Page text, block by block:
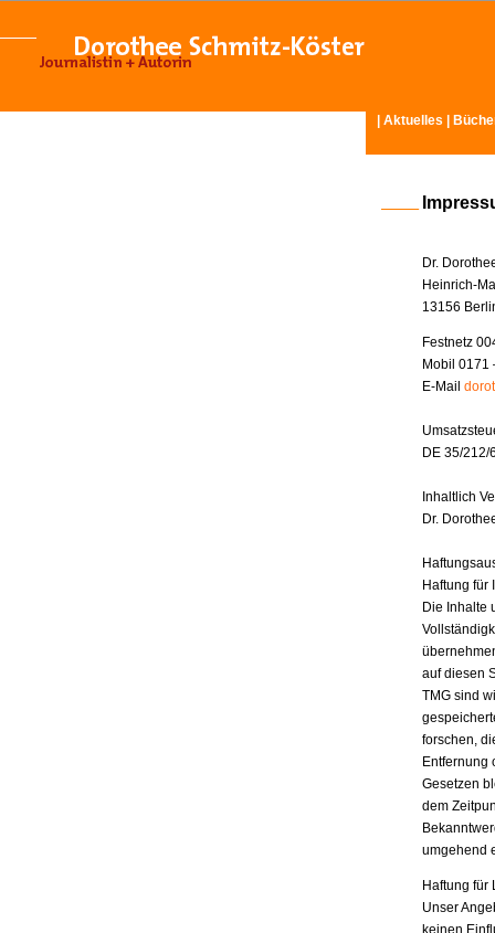
Aktuelles
Dr.
Heinrich-
13156
Festnetz
Mobil 0171
E-Mail
DE 35/212/
Inhaltlich
Dr.
Haftung für
Die Inhalte
auf diesen
TMG sind
forschen,
Entfernung
Gesetzen
dem
umgehend
Haftung für
Unser
keinen